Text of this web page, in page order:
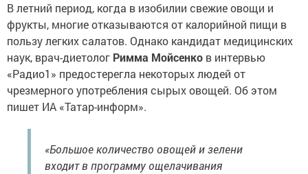
В летний период, когда в изобилии свежие овощи и
фрукты, многие отказываются от калорийной пищи в
пользу легких салатов. Однако кандидат медицинских
наук, врач-диетолог Римма Мойсенко в интервью
«Радио1» предостерегла некоторых людей от
чрезмерного употребления сырых овощей. Об этом
пишет ИА «Татар-информ».
«Большое количество овощей и зелени
входит в программу ощелачивания